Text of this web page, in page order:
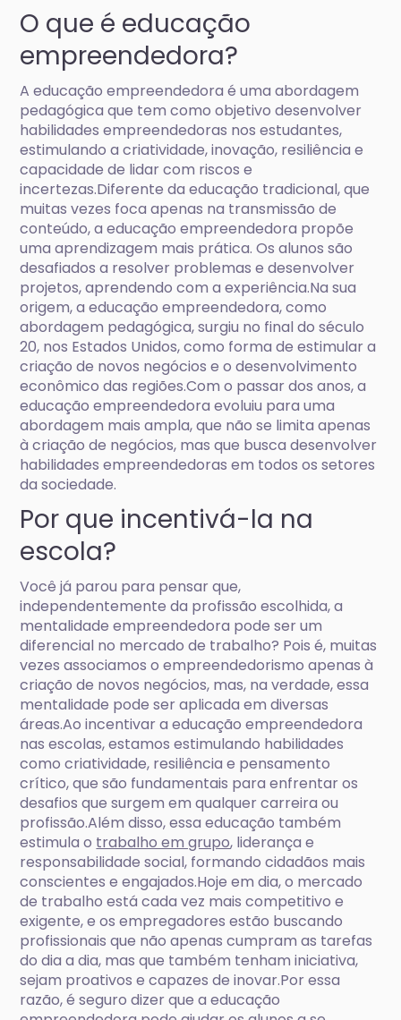
O que é educação
empreendedora?
A educação empreendedora é uma abordagem
pedagógica que tem como objetivo desenvolver
habilidades empreendedoras nos estudantes,
estimulando a criatividade, inovação, resiliência e
capacidade de lidar com riscos e
incertezas.Diferente da educação tradicional, que
muitas vezes foca apenas na transmissão de
conteúdo, a educação empreendedora propõe
uma aprendizagem mais prática. Os alunos são
desafiados a resolver problemas e desenvolver
projetos, aprendendo com a experiência.Na sua
origem, a educação empreendedora, como
abordagem pedagógica, surgiu no final do século
20, nos Estados Unidos, como forma de estimular a
criação de novos negócios e o desenvolvimento
econômico das regiões.Com o passar dos anos, a
educação empreendedora evoluiu para uma
abordagem mais ampla, que não se limita apenas
à criação de negócios, mas que busca desenvolver
habilidades empreendedoras em todos os setores
da sociedade.
Por que incentivá-la na
escola?
Você já parou para pensar que,
independentemente da profissão escolhida, a
mentalidade empreendedora pode ser um
diferencial no mercado de trabalho? Pois é, muitas
vezes associamos o empreendedorismo apenas à
criação de novos negócios, mas, na verdade, essa
mentalidade pode ser aplicada em diversas
áreas.Ao incentivar a educação empreendedora
nas escolas, estamos estimulando habilidades
como criatividade, resiliência e pensamento
crítico, que são fundamentais para enfrentar os
desafios que surgem em qualquer carreira ou
profissão.Além disso, essa educação também
estimula o trabalho em grupo, liderança e
responsabilidade social, formando cidadãos mais
conscientes e engajados.Hoje em dia, o mercado
de trabalho está cada vez mais competitivo e
exigente, e os empregadores estão buscando
profissionais que não apenas cumpram as tarefas
do dia a dia, mas que também tenham iniciativa,
sejam proativos e capazes de inovar.Por essa
razão, é seguro dizer que a educação